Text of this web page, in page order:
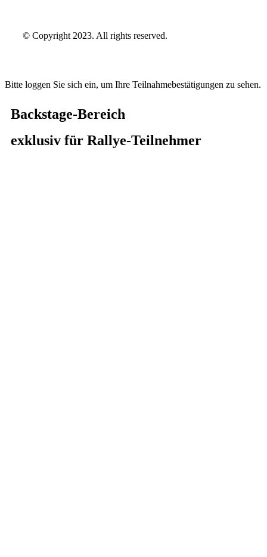
© Copyright 2023. All rights reserved.
Bitte loggen Sie sich ein, um Ihre Teilnahmebestätigungen zu sehen.
Backstage-Bereich
exklusiv für Rallye-Teilnehmer